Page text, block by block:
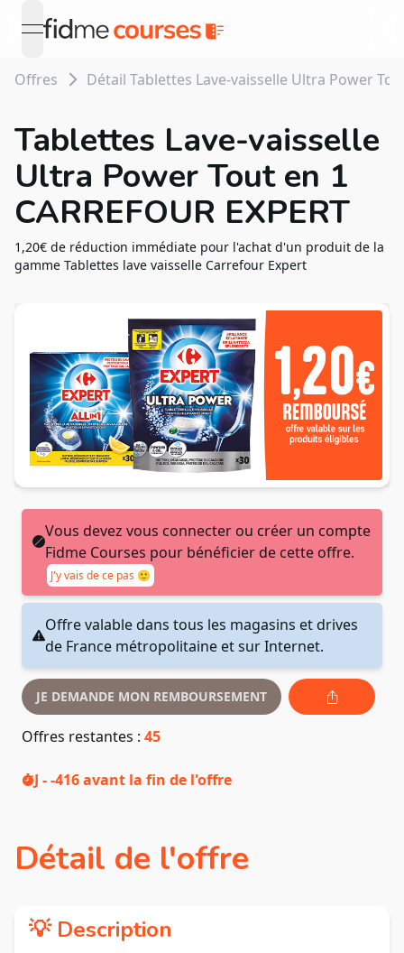
open navigation menu
Offres Détail Tablettes Lave-vaisselle Ultra Power Tout
Tablettes Lave-vaisselle
Ultra Power Tout en 1
CARREFOUR EXPERT
1,20€ de réduction immédiate pour l'achat d'un produit de la
gamme Tablettes lave vaisselle Carrefour Expert
JE DEMANDE MON REMBOURSEMENT
Offre valable dans tous les magasins et drives
de France métropolitaine et sur Internet.
Vous devez vous connecter ou créer un compte
Fidme Courses pour bénéficier de cette offre.
J'y vais de ce pas 🙂
Offres restantes : 45
J - -416avant la fin de l'offre
Détail de l'offre
💡 Description